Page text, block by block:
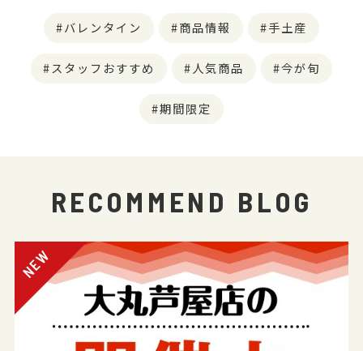
バレンタイン 商品情報 手土産
スタッフおすすめ 人気商品 今が旬
期間限定
RECOMMEND BLOG